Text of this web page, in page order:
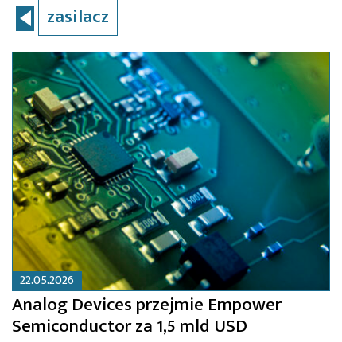
zasilacz
22.05.2026
Analog Devices przejmie Empower
Semiconductor za 1,5 mld USD